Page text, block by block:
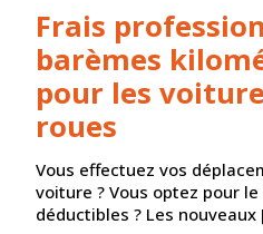
Frais
barèmes
pour les
roues
Vous effectuez vos
voiture ? Vous optez pour
déductibles ? Les